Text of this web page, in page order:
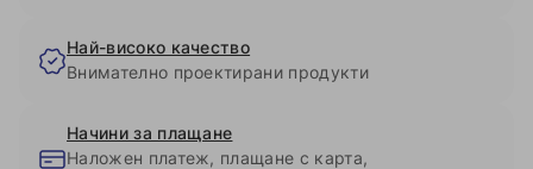
Най-високо качество
Внимателно проектирани продукти
Начини за плащане
Наложен платеж, плащане с карта,